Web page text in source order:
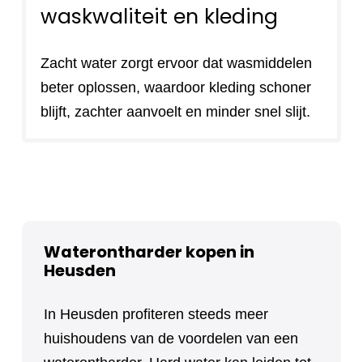
waskwaliteit en kleding
Zacht water zorgt ervoor dat wasmiddelen
beter oplossen, waardoor kleding schoner
blijft, zachter aanvoelt en minder snel slijt.
Waterontharder kopen in
Heusden
In Heusden profiteren steeds meer
huishoudens van de voordelen van een